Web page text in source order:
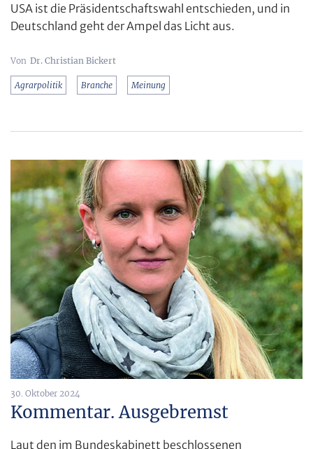
USA ist die Präsidentschaftswahl entschieden, und in
Deutschland geht der Ampel das Licht aus.
Dr. Christian Bickert
Agrarpolitik Branche Meinung
30. Oktober 2024
Kommentar. Ausgebremst
Laut den im Bundeskabinett beschlossenen